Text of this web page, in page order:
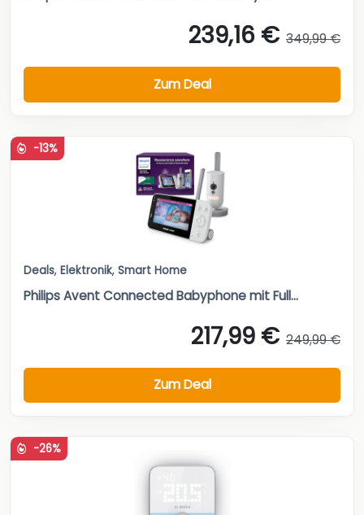
239,16 € 349,99 €
Zum Deal
-13%
Deals, Elektronik, Smart Home
Philips Avent Connected Babyphone mit Full...
217,99 € 249,99 €
Zum Deal
-26%